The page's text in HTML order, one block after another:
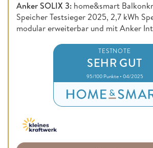
Anker SOLIX 3: home&smart
Speicher Testsieger 2025, 2,7 kWh
modular erweiterbar und mit Anker
TESTNOTE
SEHR GUT
95/100 Punkte • 04/2025